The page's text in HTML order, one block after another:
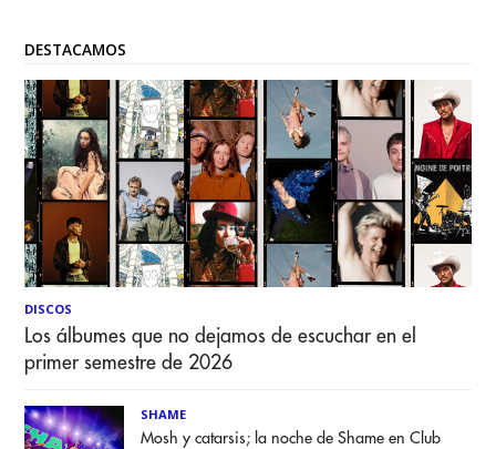
DESTACAMOS
DISCOS
Los álbumes que no dejamos de escuchar en el
primer semestre de 2026
SHAME
Mosh y catarsis; la noche de Shame en Club